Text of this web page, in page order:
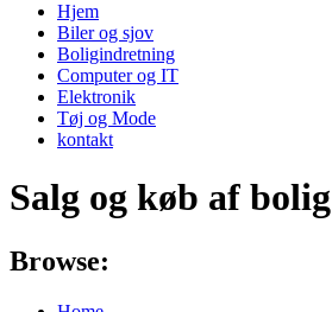
Hjem
Biler og sjov
Boligindretning
Computer og IT
Elektronik
Tøj og Mode
kontakt
Salg og køb af bolig
Browse: